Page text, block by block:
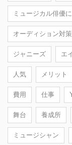
ミュージカル俳優
オーディション対策
ジャニーズ エ
人気 メリット
費用 仕事
舞台 養成所
ミュージシャン